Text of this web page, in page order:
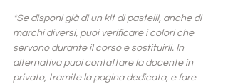
*Se disponi già di un kit di pastelli, anche di
marchi diversi, puoi verificare i colori che
servono durante il corso e sostituirli. In
alternativa puoi contattare la docente in
privato, tramite la pagina dedicata, e fare